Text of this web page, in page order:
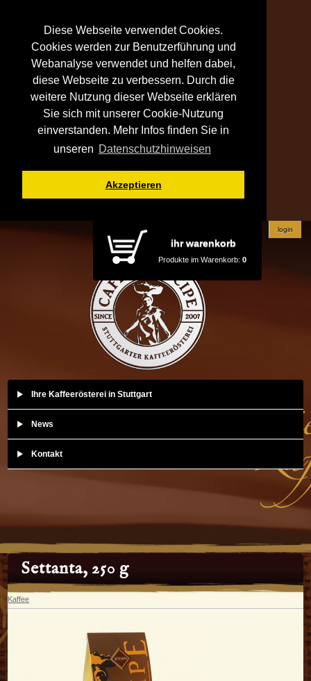
Diese Webseite verwendet Cookies.
Cookies werden zur Benutzerführung und
Webanalyse verwendet und helfen dabei,
diese Webseite zu verbessern. Durch die
weitere Nutzung dieser Webseite erklären
Sie sich mit unserer Cookie-Nutzung
einverstanden. Mehr Infos finden Sie in
unseren Datenschutzhinweisen
Akzeptieren
ihr warenkorb
Produkte im Warenkorb: 0
login
Ihre Kaffeerösterei in Stuttgart
News
Kontakt
Settanta, 250 g
Kaffee